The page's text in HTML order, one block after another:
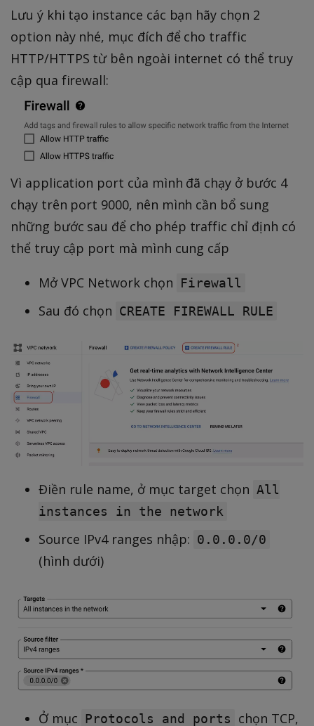
Lưu ý khi tạo instance các bạn hãy chọn 2
option này nhé, mục đích để cho traffic
HTTP/HTTPS từ bên ngoài internet có thể truy
cập qua firewall:
Vì application port của mình đã chạy ở bước 4
chạy trên port 9000, nên mình cần bổ sung
những bước sau để cho phép traffic chỉ định có
thể truy cập port mà mình cung cấp
Mở VPC Network chọn Firewall
Sau đó chọn CREATE FIREWALL RULE
Điền rule name, ở mục target chọn All
instances in the network
Source IPv4 ranges nhập: 0.0.0.0/0
(hình dưới)
Ở mục Protocols and ports chọn TCP,